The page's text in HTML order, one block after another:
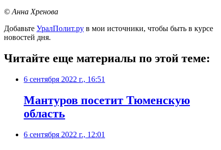
© Анна Хренова
Добавьте УралПолит.ру в мои источники, чтобы быть в курсе
новостей дня.
Читайте еще материалы по этой теме:
6 сентября 2022 г., 16:51
Мантуров посетит Тюменскую
область
6 сентября 2022 г., 12:01